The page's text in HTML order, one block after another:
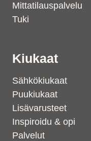
Mittatilauspalvelu
Tuki
Kiukaat
Sähkökiukaat
Puukiukaat
Lisävarusteet
Inspiroidu & opi
Palvelut